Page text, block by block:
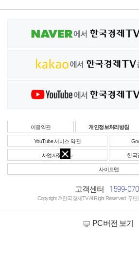
이용약관 개인정보처리방침
YouTube 서비스 약관
사업자정보 한국
사이트맵
고객센터 1599-
Copyright © 한국경제TV All Right Reserved. 무
PC버전 보기